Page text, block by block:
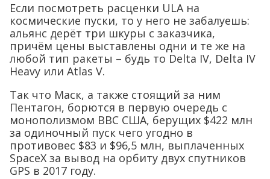
Если посмотреть расценки ULA на
космические пуски, то у него не забалуешь:
альянс дерёт три шкуры с заказчика,
причём цены выставлены одни и те же на
любой тип ракеты – будь то Delta IV, Delta IV
Heavy или Atlas V.
Так что Маск, а также стоящий за ним
Пентагон, борются в первую очередь с
монополизмом ВВС США, берущих $422 млн
за одиночный пуск чего угодно в
противовес $83 и $96,5 млн, выплаченных
SpaceX за вывод на орбиту двух спутников
GPS в 2017 году.